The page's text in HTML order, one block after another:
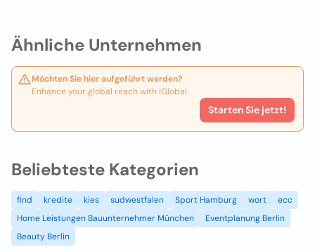
Ähnliche Unternehmen
Möchten Sie hier aufgeführt werden?
Enhance your global reach with iGlobal.
Starten Sie jetzt!
Beliebteste Kategorien
find kredite kies sudwestfalen Sport Hamburg wort
ecc
Home Leistungen Bauunternehmer München
Eventplanung Berlin
Beauty Berlin